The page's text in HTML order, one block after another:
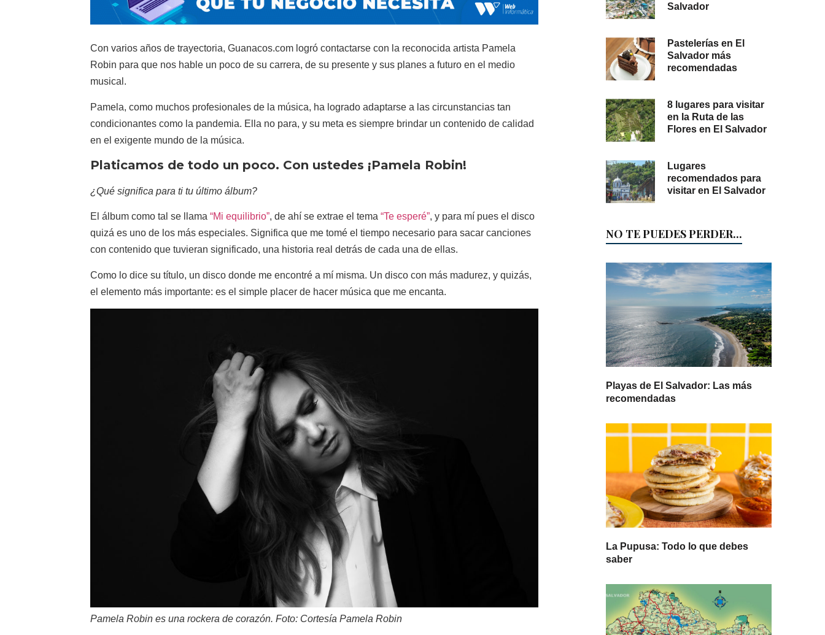
Con varios años de trayectoria, Guanacos.com logró contactarse con la reconocida artista Pamela
Robin para que nos hable un poco de su carrera, de su presente y sus planes a futuro en el medio
musical.
Pamela, como muchos profesionales de la música, ha logrado adaptarse a las circunstancias tan
condicionantes como la pandemia. Ella no para, y su meta es siempre brindar un contenido de calidad
en el exigente mundo de la música.
Platicamos de todo un poco. Con ustedes ¡Pamela Robin!
¿Qué significa para ti tu último álbum?
El álbum como tal se llama “Mi equilibrio”, de ahí se extrae el tema “Te esperé”, y para mí pues el disco
quizá es uno de los más especiales. Significa que me tomé el tiempo necesario para sacar canciones
con contenido que tuvieran significado, una historia real detrás de cada una de ellas.
Como lo dice su título, un disco donde me encontré a mí misma. Un disco con más madurez, y quizás,
el elemento más importante: es el simple placer de hacer música que me encanta.
Pamela Robin es una rockera de corazón. Foto: Cortesía Pamela Robin
Salvador
Pastelerías en El
Salvador más
recomendadas
8 lugares para visitar
en la Ruta de las
Flores en El Salvador
Lugares
recomendados para
visitar en El Salvador
NO TE PUEDES PERDER...
Playas de El Salvador: Las más
recomendadas
La Pupusa: Todo lo que debes
saber